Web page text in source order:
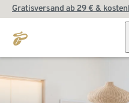
Gratisversand ab 29 € &